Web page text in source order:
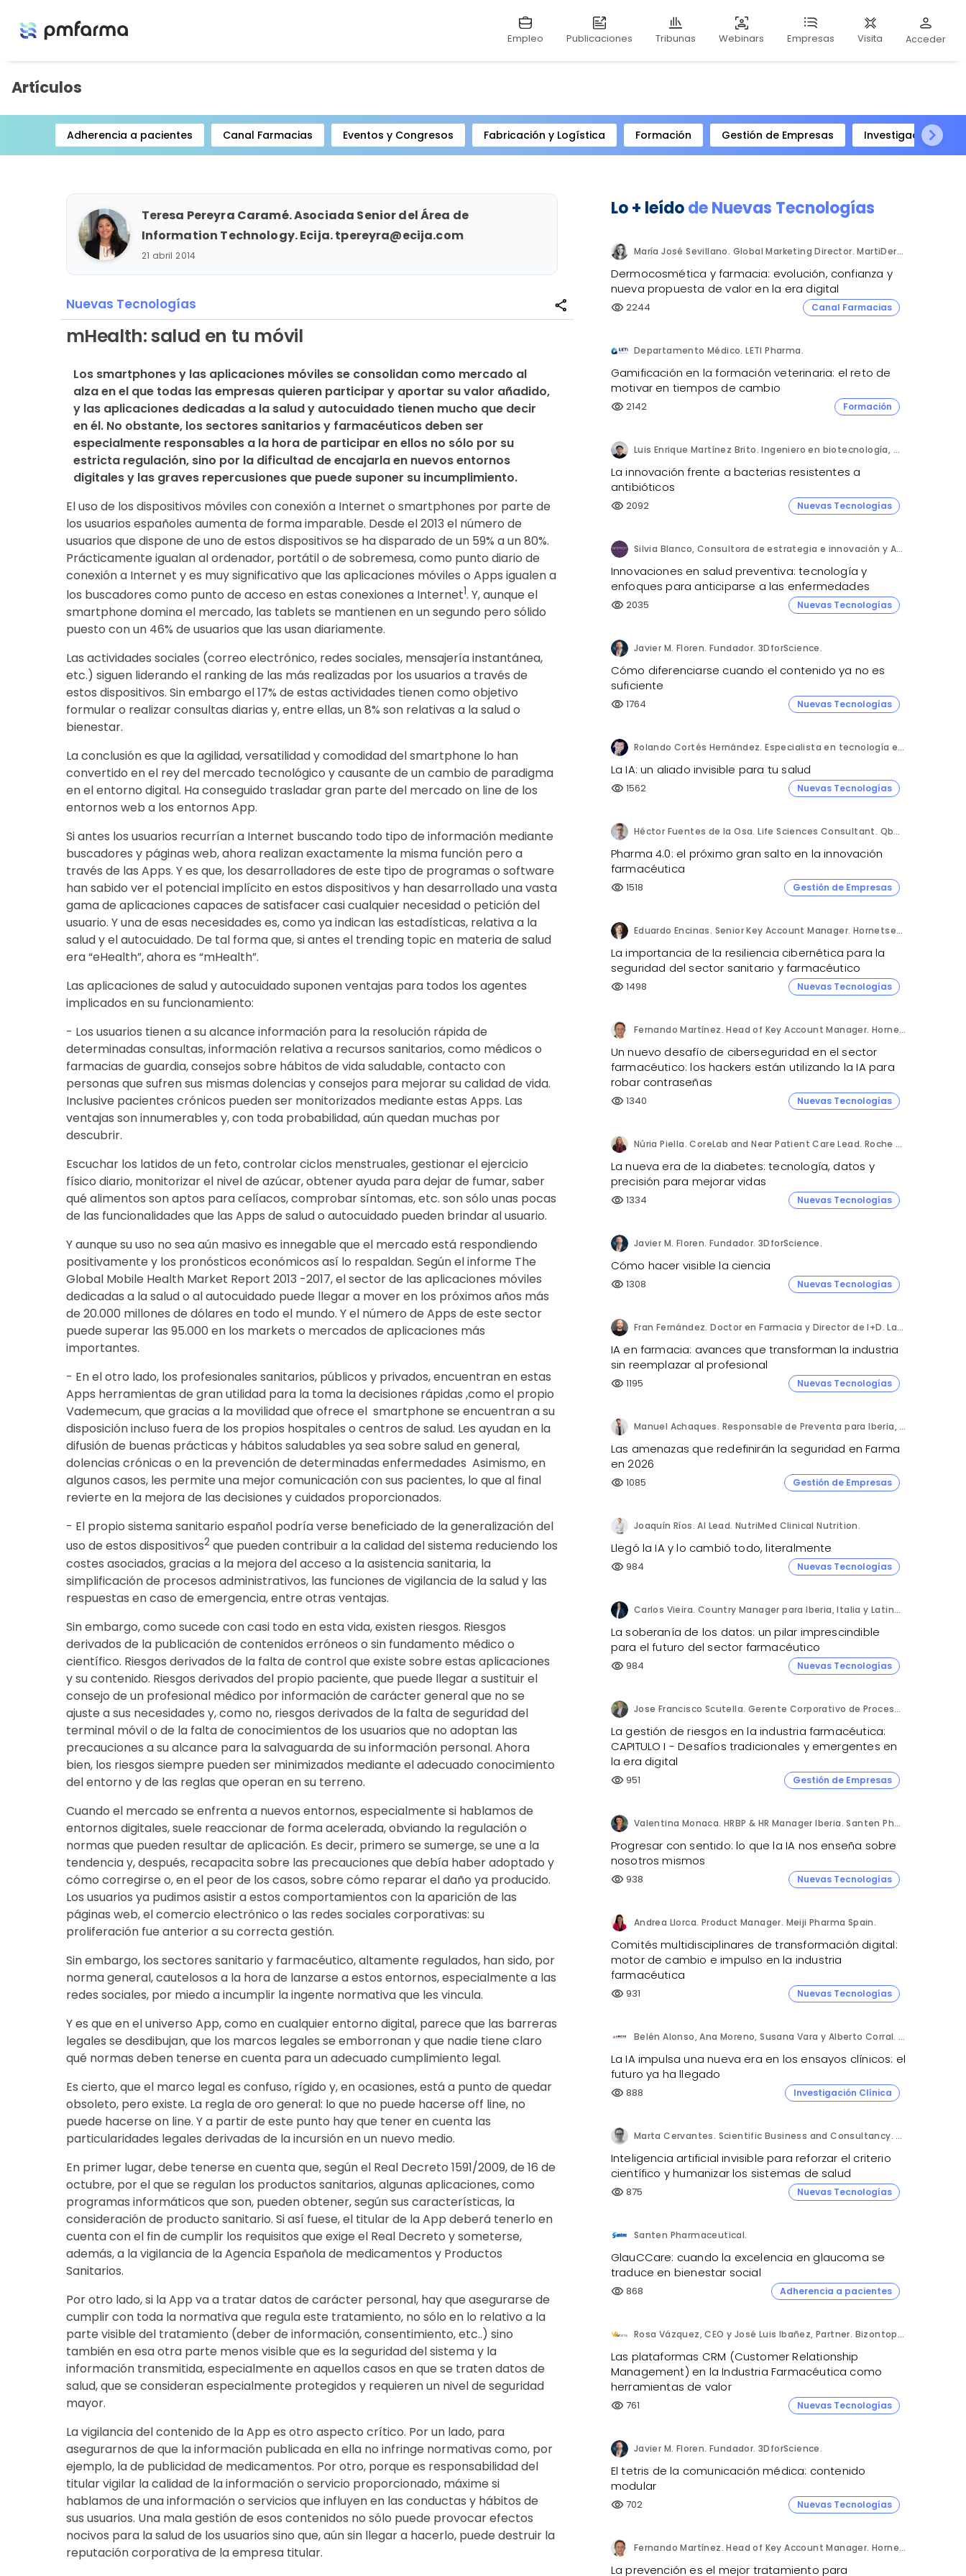
Empleo Publicaciones Tribunas Webinars Empresas Visita Acceder
Artículos
Adherencia a pacientes Canal Farmacias Eventos y Congresos Fabricación y Logística Formación Gestión de Empresas
Investigación
Item
Teresa Pereyra Caramé. Asociada Senior del Área de
Information Technology. Ecija. tpereyra@ecija.com
21 abril 2014
Nuevas Tecnologías share
mHealth: salud en tu móvil
Los smartphones y las aplicaciones móviles se consolidan como mercado al
alza en el que todas las empresas quieren participar y aportar su valor añadido,
y las aplicaciones dedicadas a la salud y autocuidado tienen mucho que decir
en él. No obstante, los sectores sanitarios y farmacéuticos deben ser
especialmente responsables a la hora de participar en ellos no sólo por su
estricta regulación, sino por la dificultad de encajarla en nuevos entornos
digitales y las graves repercusiones que puede suponer su incumplimiento.
El uso de los dispositivos móviles con conexión a Internet o smartphones por parte de
los usuarios españoles aumenta de forma imparable. Desde el 2013 el número de
usuarios que dispone de uno de estos dispositivos se ha disparado de un 59% a un 80%.
Prácticamente igualan al ordenador, portátil o de sobremesa, como punto diario de
conexión a Internet y es muy significativo que las aplicaciones móviles o Apps igualen a
los buscadores como punto de acceso en estas conexiones a Internet1. Y, aunque el
smartphone domina el mercado, las tablets se mantienen en un segundo pero sólido
puesto con un 46% de usuarios que las usan diariamente.
Las actividades sociales (correo electrónico, redes sociales, mensajería instantánea,
etc.) siguen liderando el ranking de las más realizadas por los usuarios a través de
estos dispositivos. Sin embargo el 17% de estas actividades tienen como objetivo
formular o realizar consultas diarias y, entre ellas, un 8% son relativas a la salud o
bienestar.
La conclusión es que la agilidad, versatilidad y comodidad del smartphone lo han
convertido en el rey del mercado tecnológico y causante de un cambio de paradigma
en el entorno digital. Ha conseguido trasladar gran parte del mercado on line de los
entornos web a los entornos App.
Si antes los usuarios recurrían a Internet buscando todo tipo de información mediante
buscadores y páginas web, ahora realizan exactamente la misma función pero a
través de las Apps. Y es que, los desarrolladores de este tipo de programas o software
han sabido ver el potencial implícito en estos dispositivos y han desarrollado una vasta
gama de aplicaciones capaces de satisfacer casi cualquier necesidad o petición del
usuario. Y una de esas necesidades es, como ya indican las estadísticas, relativa a la
salud y el autocuidado. De tal forma que, si antes el trending topic en materia de salud
era “eHealth”, ahora es “mHealth”.
Las aplicaciones de salud y autocuidado suponen ventajas para todos los agentes
implicados en su funcionamiento:
- Los usuarios tienen a su alcance información para la resolución rápida de
determinadas consultas, información relativa a recursos sanitarios, como médicos o
farmacias de guardia, consejos sobre hábitos de vida saludable, contacto con
personas que sufren sus mismas dolencias y consejos para mejorar su calidad de vida.
Inclusive pacientes crónicos pueden ser monitorizados mediante estas Apps. Las
ventajas son innumerables y, con toda probabilidad, aún quedan muchas por
descubrir.
Escuchar los latidos de un feto, controlar ciclos menstruales, gestionar el ejercicio
físico diario, monitorizar el nivel de azúcar, obtener ayuda para dejar de fumar, saber
qué alimentos son aptos para celíacos, comprobar síntomas, etc. son sólo unas pocas
de las funcionalidades que las Apps de salud o autocuidado pueden brindar al usuario.
Y aunque su uso no sea aún masivo es innegable que el mercado está respondiendo
positivamente y los pronósticos económicos así lo respaldan. Según el informe The
Global Mobile Health Market Report 2013 -2017, el sector de las aplicaciones móviles
dedicadas a la salud o al autocuidado puede llegar a mover en los próximos años más
de 20.000 millones de dólares en todo el mundo. Y el número de Apps de este sector
puede superar las 95.000 en los markets o mercados de aplicaciones más
importantes.
- En el otro lado, los profesionales sanitarios, públicos y privados, encuentran en estas
Apps herramientas de gran utilidad para la toma la decisiones rápidas ,como el propio
Vademecum, que gracias a la movilidad que ofrece el smartphone se encuentran a su
disposición incluso fuera de los propios hospitales o centros de salud. Les ayudan en la
difusión de buenas prácticas y hábitos saludables ya sea sobre salud en general,
dolencias crónicas o en la prevención de determinadas enfermedades Asimismo, en
algunos casos, les permite una mejor comunicación con sus pacientes, lo que al final
revierte en la mejora de las decisiones y cuidados proporcionados.
- El propio sistema sanitario español podría verse beneficiado de la generalización del
uso de estos dispositivos2 que pueden contribuir a la calidad del sistema reduciendo los
costes asociados, gracias a la mejora del acceso a la asistencia sanitaria, la
simplificación de procesos administrativos, las funciones de vigilancia de la salud y las
respuestas en caso de emergencia, entre otras ventajas.
Sin embargo, como sucede con casi todo en esta vida, existen riesgos. Riesgos
derivados de la publicación de contenidos erróneos o sin fundamento médico o
científico. Riesgos derivados de la falta de control que existe sobre estas aplicaciones
y su contenido. Riesgos derivados del propio paciente, que puede llegar a sustituir el
consejo de un profesional médico por información de carácter general que no se
ajuste a sus necesidades y, como no, riesgos derivados de la falta de seguridad del
terminal móvil o de la falta de conocimientos de los usuarios que no adoptan las
precauciones a su alcance para la salvaguarda de su información personal. Ahora
bien, los riesgos siempre pueden ser minimizados mediante el adecuado conocimiento
del entorno y de las reglas que operan en su terreno.
Cuando el mercado se enfrenta a nuevos entornos, especialmente si hablamos de
entornos digitales, suele reaccionar de forma acelerada, obviando la regulación o
normas que pueden resultar de aplicación. Es decir, primero se sumerge, se une a la
tendencia y, después, recapacita sobre las precauciones que debía haber adoptado y
cómo corregirse o, en el peor de los casos, sobre cómo reparar el daño ya producido.
Los usuarios ya pudimos asistir a estos comportamientos con la aparición de las
páginas web, el comercio electrónico o las redes sociales corporativas: su
proliferación fue anterior a su correcta gestión.
Sin embargo, los sectores sanitario y farmacéutico, altamente regulados, han sido, por
norma general, cautelosos a la hora de lanzarse a estos entornos, especialmente a las
redes sociales, por miedo a incumplir la ingente normativa que les vincula.
Y es que en el universo App, como en cualquier entorno digital, parece que las barreras
legales se desdibujan, que los marcos legales se emborronan y que nadie tiene claro
qué normas deben tenerse en cuenta para un adecuado cumplimiento legal.
Es cierto, que el marco legal es confuso, rígido y, en ocasiones, está a punto de quedar
obsoleto, pero existe. La regla de oro general: lo que no puede hacerse off line, no
puede hacerse on line. Y a partir de este punto hay que tener en cuenta las
particularidades legales derivadas de la incursión en un nuevo medio.
En primer lugar, debe tenerse en cuenta que, según el Real Decreto 1591/2009, de 16 de
octubre, por el que se regulan los productos sanitarios, algunas aplicaciones, como
programas informáticos que son, pueden obtener, según sus características, la
consideración de producto sanitario. Si así fuese, el titular de la App deberá tenerlo en
cuenta con el fin de cumplir los requisitos que exige el Real Decreto y someterse,
además, a la vigilancia de la Agencia Española de medicamentos y Productos
Sanitarios.
Por otro lado, si la App va a tratar datos de carácter personal, hay que asegurarse de
cumplir con toda la normativa que regula este tratamiento, no sólo en lo relativo a la
parte visible del tratamiento (deber de información, consentimiento, etc..) sino
también en esa otra parte menos visible que es la seguridad del sistema y la
información transmitida, especialmente en aquellos casos en que se traten datos de
salud, que se consideran especialmente protegidos y requieren un nivel de seguridad
mayor.
La vigilancia del contenido de la App es otro aspecto crítico. Por un lado, para
asegurarnos de que la información publicada en ella no infringe normativas como, por
ejemplo, la de publicidad de medicamentos. Por otro, porque es responsabilidad del
titular vigilar la calidad de la información o servicio proporcionado, máxime si
hablamos de una información o servicios que influyen en las conductas y hábitos de
sus usuarios. Una mala gestión de esos contenidos no sólo puede provocar efectos
nocivos para la salud de los usuarios sino que, aún sin llegar a hacerlo, puede destruir la
reputación corporativa de la empresa titular.
Lo + leídodeNuevas Tecnologías
María José Sevillano. Global Marketing Director. MartiDerm.
Dermocosmética y farmacia: evolución, confianza y
nueva propuesta de valor en la era digital
visibility 2244 Canal Farmacias
Departamento Médico. LETI Pharma.
Gamificación en la formación veterinaria: el reto de
motivar en tiempos de cambio
visibility 2142 Formación
Luis Enrique Martínez Brito. Ingeniero en biotecnología, México.
La innovación frente a bacterias resistentes a
antibióticos
visibility 2092 Nuevas Tecnologías
Silvia Blanco, Consultora de estrategia e innovación y Ana Leal, Consultora Senior de estrategia e innovación. ANIMA.
Innovaciones en salud preventiva: tecnología y
enfoques para anticiparse a las enfermedades
visibility 2035 Nuevas Tecnologías
Javier M. Floren. Fundador. 3DforScience.
Cómo diferenciarse cuando el contenido ya no es
suficiente
visibility 1764 Nuevas Tecnologías
Rolando Cortés Hernández. Especialista en tecnología e inteligencia artificial. Director Comercial. AQUÍ tu Remodelación.
La IA: un aliado invisible para tu salud
visibility 1562 Nuevas Tecnologías
Héctor Fuentes de la Osa. Life Sciences Consultant. QbD Group.
Pharma 4.0: el próximo gran salto en la innovación
farmacéutica
visibility 1518 Gestión de Empresas
Eduardo Encinas. Senior Key Account Manager. Hornetsecurity en Iberia.
La importancia de la resiliencia cibernética para la
seguridad del sector sanitario y farmacéutico
visibility 1498 Nuevas Tecnologías
Fernando Martínez. Head of Key Account Manager. Hornetsecurity.
Un nuevo desafío de ciberseguridad en el sector
farmacéutico: los hackers están utilizando la IA para
robar contraseñas
visibility 1340 Nuevas Tecnologías
Núria Piella. CoreLab and Near Patient Care Lead. Roche Diagnostics España.
La nueva era de la diabetes: tecnología, datos y
precisión para mejorar vidas
visibility 1334 Nuevas Tecnologías
Javier M. Floren. Fundador. 3DforScience.
Cómo hacer visible la ciencia
visibility 1308 Nuevas Tecnologías
Fran Fernández. Doctor en Farmacia y Director de I+D. Labiana
IA en farmacia: avances que transforman la industria
sin reemplazar al profesional
visibility 1195 Nuevas Tecnologías
Manuel Achaques. Responsable de Preventa para Iberia, Italia y Latinoamérica. Hornetsecurity.
Las amenazas que redefinirán la seguridad en Farma
en 2026
visibility 1085 Gestión de Empresas
Joaquín Ríos. AI Lead. NutriMed Clinical Nutrition.
Llegó la IA y lo cambió todo, literalmente
visibility 984 Nuevas Tecnologías
Carlos Vieira. Country Manager para Iberia, Italia y Latinoamérica. Hornetsecurity.
La soberanía de los datos: un pilar imprescindible
para el futuro del sector farmacéutico
visibility 984 Nuevas Tecnologías
Jose Francisco Scutella. Gerente Corporativo de Procesos & Control Interno. Adium Pharma.
La gestión de riesgos en la industria farmacéutica:
CAPITULO I - Desafíos tradicionales y emergentes en
la era digital
visibility 951 Gestión de Empresas
Valentina Monaca. HRBP & HR Manager Iberia. Santen Pharmaceutical.
Progresar con sentido: lo que la IA nos enseña sobre
nosotros mismos
visibility 938 Nuevas Tecnologías
Andrea Llorca. Product Manager. Meiji Pharma Spain.
Comités multidisciplinares de transformación digital:
motor de cambio e impulso en la industria
farmacéutica
visibility 931 Nuevas Tecnologías
Belén Alonso, Ana Moreno, Susana Vara y Alberto Corral. Apices.
La IA impulsa una nueva era en los ensayos clínicos: el
futuro ya ha llegado
visibility 888 Investigación Clínica
Marta Cervantes. Scientific Business and Consultancy. Punta Alta.
Inteligencia artificial invisible para reforzar el criterio
científico y humanizar los sistemas de salud
visibility 875 Nuevas Tecnologías
Santen Pharmaceutical.
GlauCCare: cuando la excelencia en glaucoma se
traduce en bienestar social
visibility 868 Adherencia a pacientes
Rosa Vázquez, CEO y José Luis Ibañez, Partner. Bizontop Group, SL.
Las plataformas CRM (Customer Relationship
Management) en la Industria Farmacéutica como
herramientas de valor
visibility 761 Nuevas Tecnologías
Javier M. Floren. Fundador. 3DforScience.
El tetris de la comunicación médica: contenido
modular
visibility 702 Nuevas Tecnologías
Fernando Martínez. Head of Key Account Manager. Hornetsecurity.
La prevención es el mejor tratamiento para